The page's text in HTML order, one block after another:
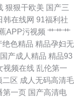
日本性天堂 狼人久操
7 三级国产网址
狠狠干欧美 国产三
韩在线网 91福利社
APP污视频 艹艹艹
绝色精品 精品孕妇无
产成人精品 精品93
视频在线 乱伦第一
二区 成人无码高清毛
第一页 国产高清电